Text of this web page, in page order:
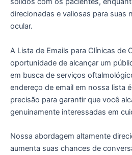
direcionadas e valiosas para suas
ocular.
A Lista de Emails para Clínicas de
oportunidade de alcançar um
em busca de serviços
endereço de email em nossa lista
precisão para garantir que você
genuinamente interessadas em
Nossa abordagem altamente
aumenta suas chances de